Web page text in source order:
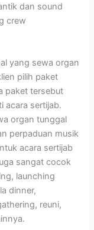
dan sound
crew
yang sewa organ
pilih paket
paket tersebut
acara sertijab.
organ tunggal
perpaduan musik
acara sertijab
sangat cocok
launching
dinner,
reuni,